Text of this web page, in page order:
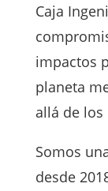
Caja
impactos
planeta
allá de
Somos
desde